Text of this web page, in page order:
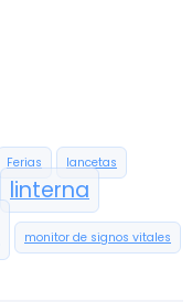
Ferias
lancetas
linterna
monitor de signos vitales